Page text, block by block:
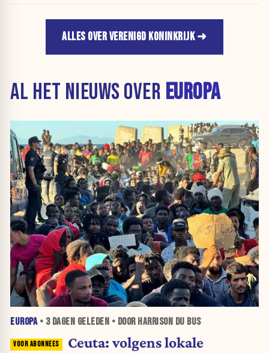
ALLES OVER VERENIGD KONINKRIJK
AL HET NIEUWS OVER EUROPA
EUROPA• 3 DAGEN GELEDEN • DOOR HARRISON DU BUS
Ceuta: volgens lokale